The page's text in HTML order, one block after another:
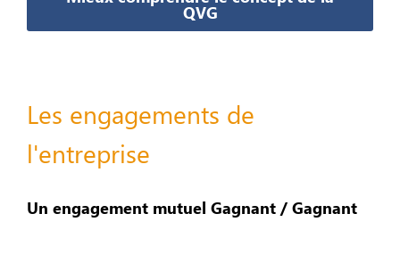
QVG
Les engagements de
l'entreprise
Un engagement mutuel Gagnant / Gagnant